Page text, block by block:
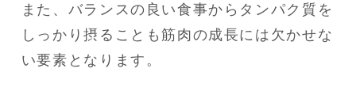
また、バランスの良い食事からタンパク質を
しっかり摂ることも筋肉の成長には欠かせな
い要素となります。